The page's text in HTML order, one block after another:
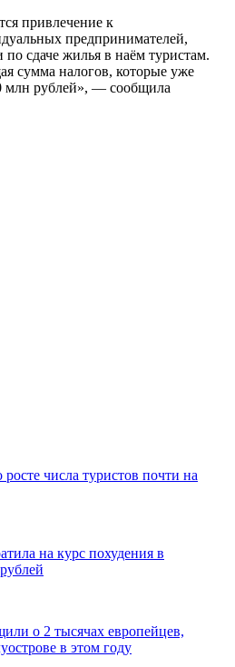
привлечение к
предпринимателей,
сдаче жилья в наём туристам.
сумма налогов, которые уже
млн рублей», — сообщила
числа туристов почти на
на курс похудения в
о 2 тысячах европейцев,
в этом году